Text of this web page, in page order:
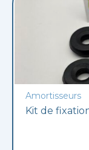
Amortisseurs
Kit de